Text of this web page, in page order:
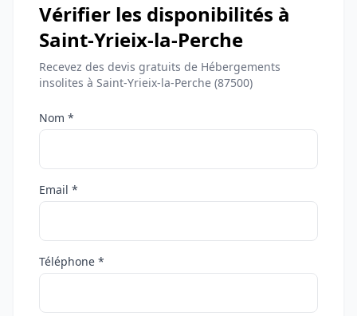
Vérifier les disponibilités à
Saint-Yrieix-la-Perche
Recevez des devis gratuits de Hébergements
insolites à Saint-Yrieix-la-Perche (87500)
Nom *
Email *
Téléphone *